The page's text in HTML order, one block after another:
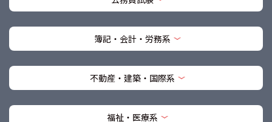
簿記・会計・労務系
不動産・建築・国際系
福祉・医療系